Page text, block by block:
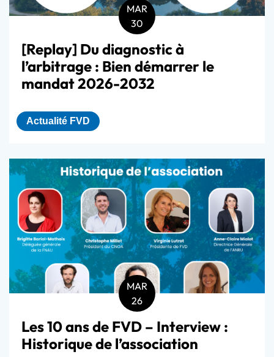
MAR
30
[Replay] Du diagnostic à
l’arbitrage : Bien démarrer le
mandat 2026-2032
Actualité FVD
MAR
26
Les 10 ans de FVD – Interview :
Historique de l’association